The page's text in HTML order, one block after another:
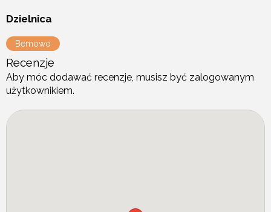
Dzielnica
Bemowo
Recenzje
Aby móc dodawać recenzje, musisz być zalogowanym
użytkownikiem.